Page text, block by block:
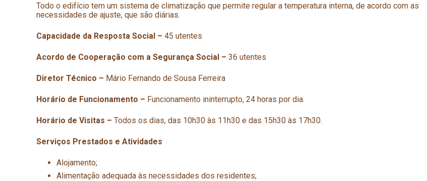
Todo o edifício tem um sistema de climatização que permite regular a temperatura interna, de acordo com as
necessidades de ajuste, que são diárias.
Capacidade da Resposta Social – 45 utentes
Acordo de Cooperação com a Segurança Social – 36 utentes
Diretor Técnico – Mário Fernando de Sousa Ferreira
Horário de Funcionamento – Funcionamento ininterrupto, 24 horas por dia.
Horário de Visitas – Todos os dias, das 10h30 às 11h30 e das 15h30 às 17h30.
Serviços Prestados e Atividades
Alojamento;
Alimentação adequada às necessidades dos residentes;